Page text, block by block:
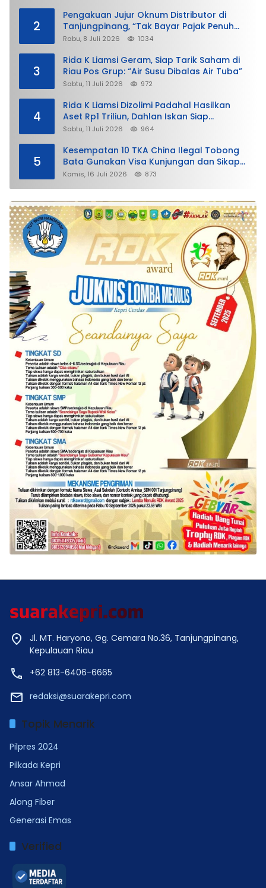
2
Pengakuan Jujur Oknum Distributor di
Tanjungpinang, “Tak Bayar Pajak Penuh
demi Untung”
Rabu, 8 Juli 2026 1034
3
Rida K Liamsi Geram, Siap Tarik Saham di
Riau Pos Grup: “Air Susu Dibalas Air Tuba”
Sabtu, 11 Juli 2026 972
4
Rida K Liamsi Dizolimi Padahal Hasilkan
Aset Rp1 Triliun, Dahlan Iskan Siap
Membela
Sabtu, 11 Juli 2026 964
5
Kesempatan 10 TKA China Ilegal Tobong
Bata Gunakan Visa Kunjungan dan Sikap
Lunak Ditjen Imigrasi Kepri?
Kamis, 16 Juli 2026 873
Jl. MT. Haryono, Gg. Cemara No.36, Tanjungpinang,
Kepulauan Riau
+62 813-6406-6665
redaksi@suarakepri.com
Topik Menarik
Pilpres 2024
Pilkada Kepri
Ansar Ahmad
Along Fiber
Generasi Emas
Verified